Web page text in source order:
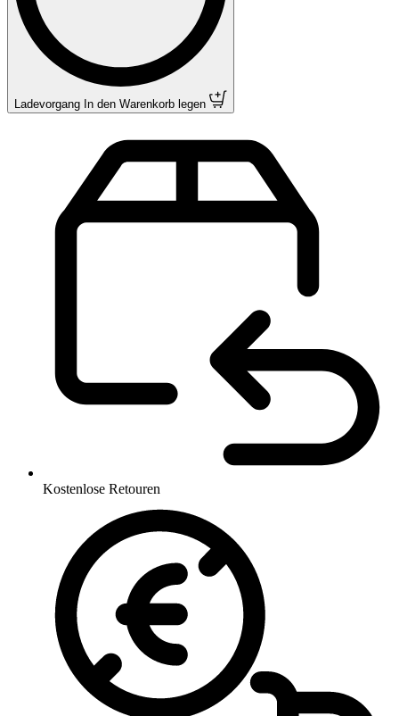
Ladevorgang In den Warenkorb legen
Kostenlose Retouren